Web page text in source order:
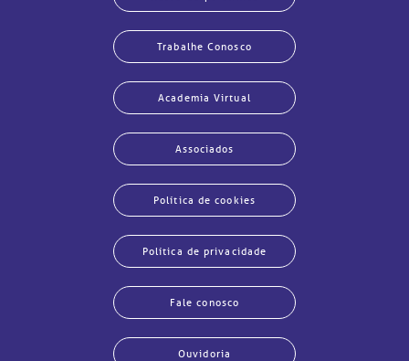
Trabalhe Conosco
Academia Virtual
Associados
Política de cookies
Política de privacidade
Fale conosco
Ouvidoria